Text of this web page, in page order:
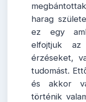
harag
ez egy
elfojtjuk
érzéseket,
tudomást.
és akkor
történik